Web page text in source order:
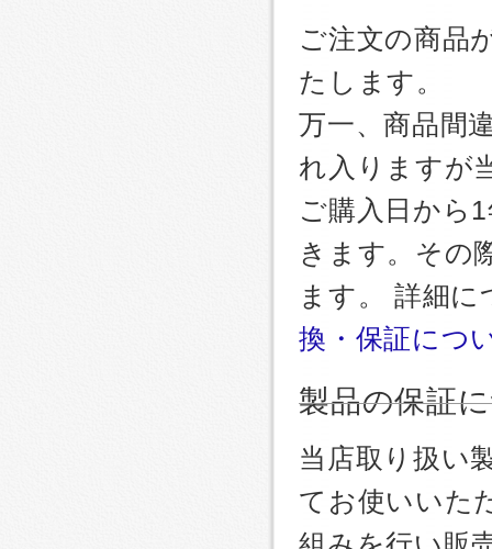
ご注文の商品
たします。
万一、商品間
れ入りますが
ご購入日から
きます。その
ます。 詳細
換・保証につ
製品の保証
当店取り扱い
てお使いいた